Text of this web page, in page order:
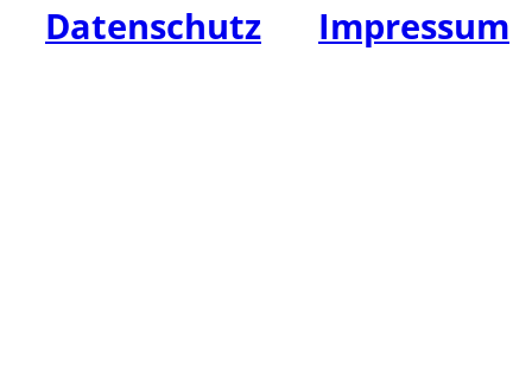
Datenschutz
Impressum